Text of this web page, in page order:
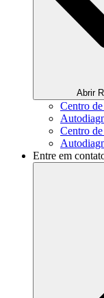
Abrir
Centro
Centro
Entre em